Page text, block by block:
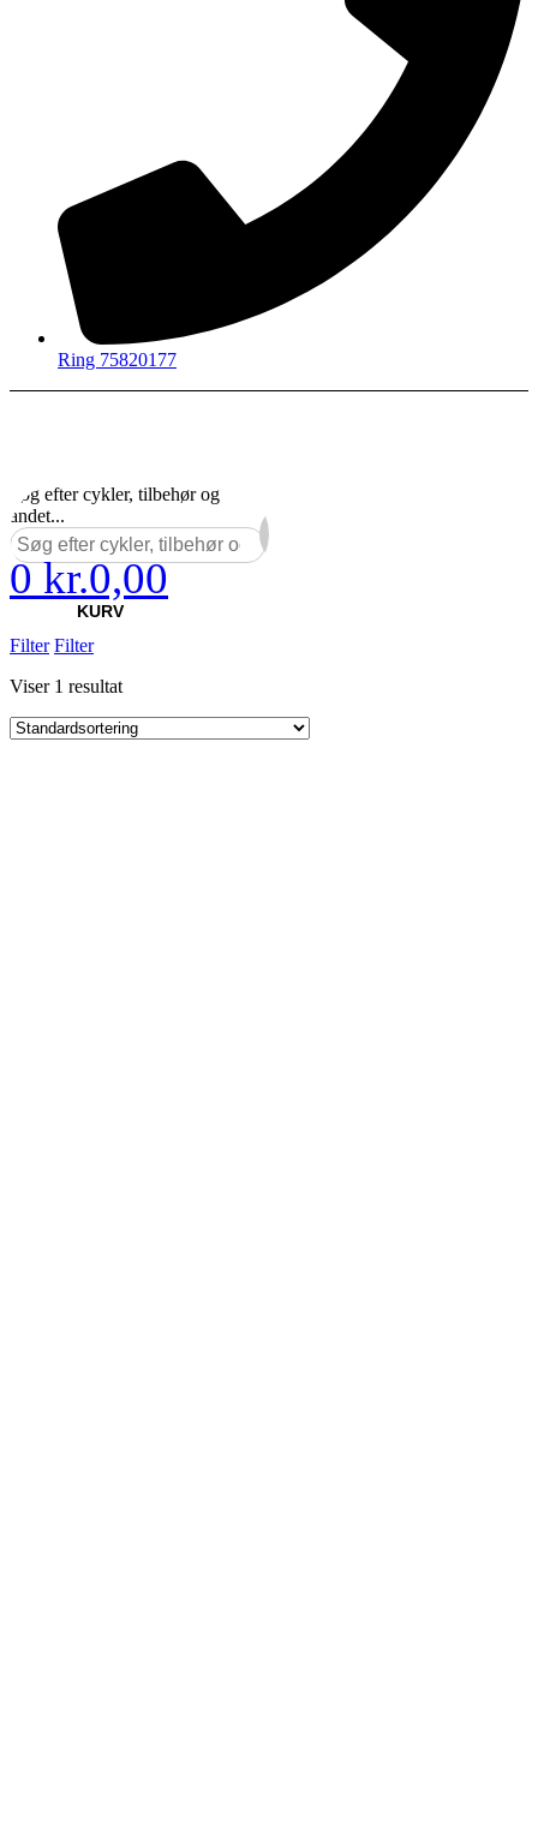
Ring 75820177
Søg efter cykler, tilbehør og
andet...
×
0 kr.0,00
KURV
Filter Filter
Viser 1 resultat